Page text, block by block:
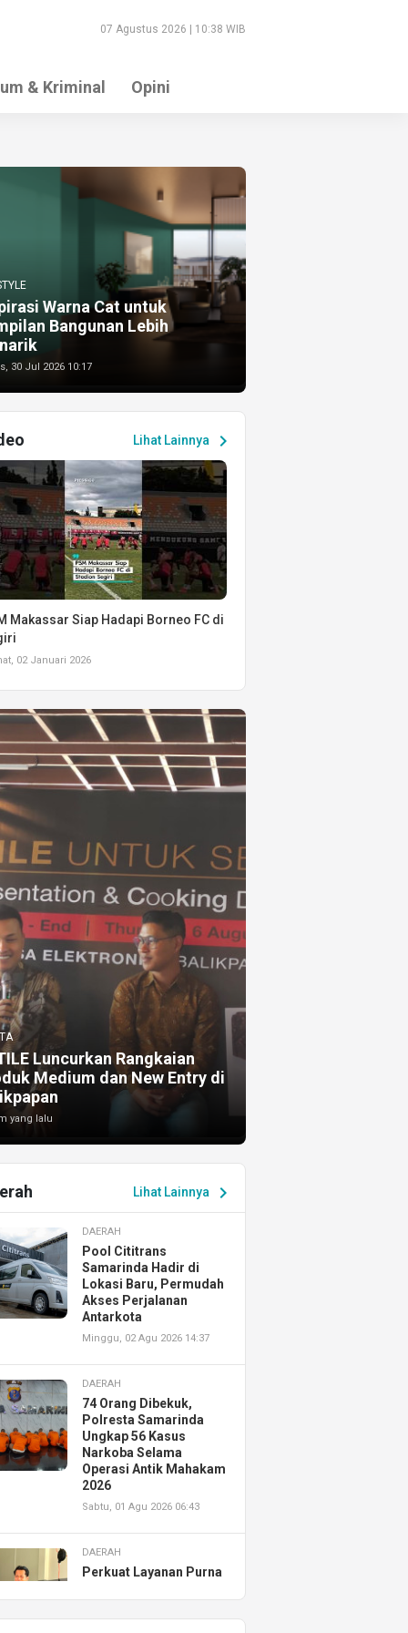
07 Agustus 2026 | 10:38 WIB
& Kriminal Opini
Warna Cat untuk
Bangunan Lebih
30 Jul 2026 10:17
Lihat Lainnya chevron_right
Makassar Siap Hadapi Borneo FC di
02 Januari 2026
Luncurkan Rangkaian
Medium dan New Entry di
yang lalu
Lihat Lainnya chevron_right
DAERAH
Pool Cititrans
Samarinda Hadir di
Lokasi Baru, Permudah
Akses Perjalanan
Antarkota
Minggu, 02 Agu 2026 14:37
DAERAH
74 Orang Dibekuk,
Polresta Samarinda
Ungkap 56 Kasus
Narkoba Selama
Operasi Antik Mahakam
2026
Sabtu, 01 Agu 2026 06:43
DAERAH
Perkuat Layanan Purna
Resmikan AHASS